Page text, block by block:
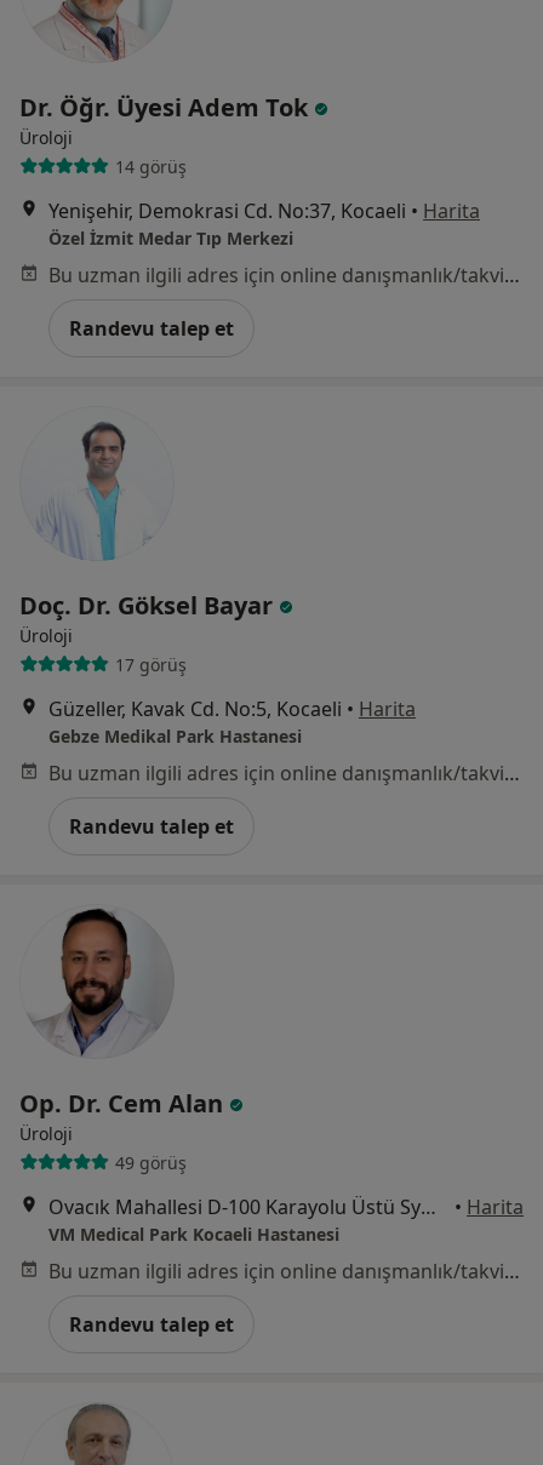
Dr. Öğr. Üyesi Adem Tok
Üroloji
14 görüş
Yenişehir, Demokrasi Cd. No:37, Kocaeli • Harita
Özel İzmit Medar Tıp Merkezi
Bu uzman ilgili adres için online danışmanlık/takvim sunmuyor.
Randevu talep et
Doç. Dr. Göksel Bayar
Üroloji
17 görüş
Güzeller, Kavak Cd. No:5, Kocaeli • Harita
Gebze Medikal Park Hastanesi
Bu uzman ilgili adres için online danışmanlık/takvim sunmuyor.
Randevu talep et
Op. Dr. Cem Alan
Üroloji
49 görüş
Ovacık Mahallesi D-100 Karayolu Üstü Symbol AVM (Koçtaş) Yanı, Başiskele • Harita
VM Medical Park Kocaeli Hastanesi
Bu uzman ilgili adres için online danışmanlık/takvim sunmuyor.
Randevu talep et